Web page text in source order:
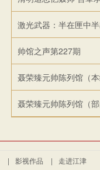
激光武器：半在匣中
帅馆之声第227期
聂荣臻元帅陈列馆（
聂荣臻元帅陈列馆（
| 影视作品 | 走进江津